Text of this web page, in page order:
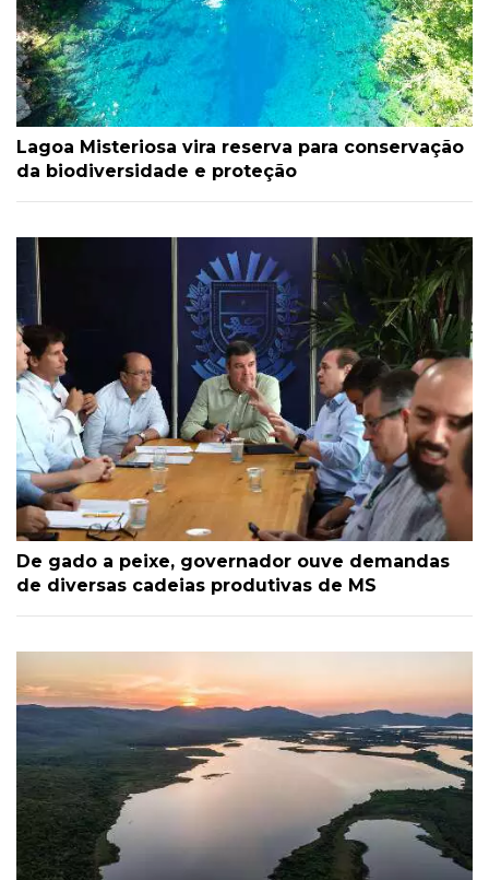
Lagoa Misteriosa vira reserva para conservação
da biodiversidade e proteção
De gado a peixe, governador ouve demandas
de diversas cadeias produtivas de MS